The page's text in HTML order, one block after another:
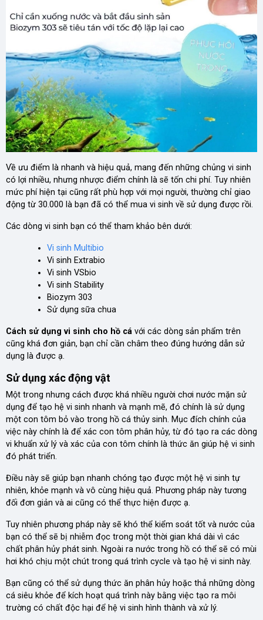
Về ưu điểm là nhanh và hiệu quả, mang đến những chủng vi sinh
có lợi nhiều, nhưng nhược điểm chính là sẽ tốn chi phí. Tuy nhiên
mức phí hiện tại cũng rất phù hợp với mọi người, thường chỉ giao
động từ 30.000 là bạn đã có thể mua vi sinh về sử dụng được rồi.
Các dòng vi sinh bạn có thể tham khảo bên dưới:
Vi sinh Multibio
Vi sinh Extrabio
Vi sinh VSbio
Vi sinh Stability
Biozym 303
Sử dụng sữa chua
Cách sử dụng vi sinh cho hồ cá với các dòng sản phẩm trên
cũng khá đơn giản, bạn chỉ cần châm theo đúng hướng dẫn sử
dụng là được ạ.
Sử dụng xác động vật
Một trong nhưng cách được khá nhiều người chơi nước mặn sử
dụng để tạo hệ vi sinh nhanh và mạnh mẽ, đó chính là sử dụng
một con tôm bỏ vào trong hồ cá thủy sinh. Mục đích chính của
việc này chính là để xác con tôm phân hủy, từ đó tạo ra các dòng
vi khuẩn xử lý và xác của con tôm chính là thức ăn giúp hệ vi sinh
đó phát triển.
Điều này sẽ giúp bạn nhanh chóng tạo được một hệ vi sinh tự
nhiên, khỏe mạnh và vô cùng hiệu quả. Phương pháp này tương
đối đơn giản và ai cũng có thể thực hiện được ạ.
Tuy nhiên phương pháp này sẽ khó thể kiểm soát tốt và nước của
bạn có thể sẽ bị nhiễm đọc trong một thời gian khá dài vì các
chất phân hủy phát sinh. Ngoài ra nước trong hồ có thể sẽ có mùi
hơi khó chịu một chút trong quá trình cycle và tạo hệ vi sinh này.
Bạn cũng có thể sử dụng thức ăn phân hủy hoặc thả những dòng
cá siêu khỏe để kích hoạt quá trình này bằng việc tạo ra môi
trường có chất độc hại để hệ vi sinh hình thành và xử lý.